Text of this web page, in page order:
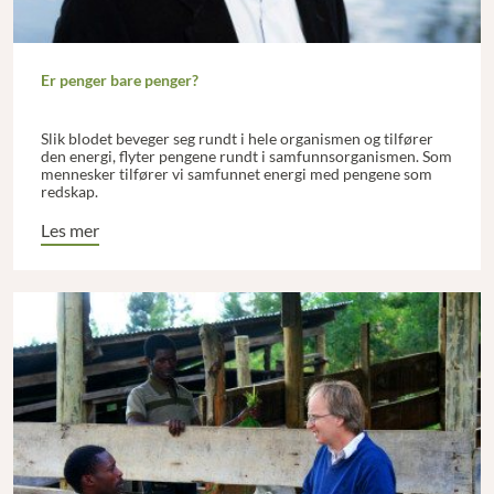
Er penger bare penger?
Slik blodet beveger seg rundt i hele organismen og tilfører
den energi, flyter pengene rundt i samfunnsorganismen. Som
mennesker tilfører vi samfunnet energi med pengene som
redskap.
Les mer